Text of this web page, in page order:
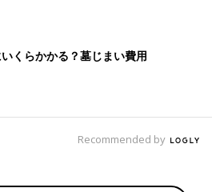
で、アイロンがけが必要な衣類は持
カッターシャツは、息子が自分でア
）に頼っていて、置くものを少なく
・拭き掃除がしやすいように工夫を
くらかかる？墓じまい費用
Recommended by